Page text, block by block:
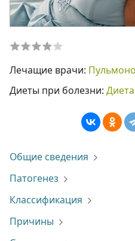
Лечащие врачи:
Диеты при болезни:
Общие сведения
Патогенез
Классификация
Причины